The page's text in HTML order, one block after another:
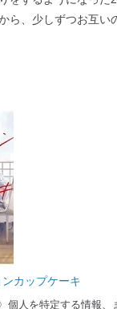
ら、少しずつお互い
カップケーキ
個人を特定する情報、